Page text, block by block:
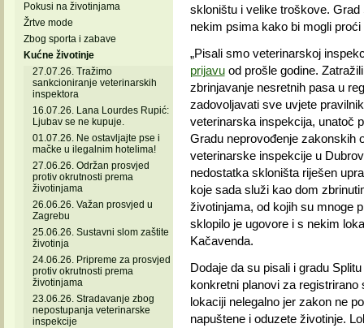
Pokusi na životinjama
Žrtve mode
Zbog sporta i zabave
Kućne životinje
27.07.26. Tražimo
sankcioniranje veterinarskih
inspektora
16.07.26. Lana Lourdes Rupić:
Ljubav se ne kupuje.
01.07.26. Ne ostavljajte pse i
mačke u ilegalnim hotelima!
27.06.26. Održan prosvjed
protiv okrutnosti prema
životinjama
26.06.26. Važan prosvjed u
Zagrebu
25.06.26. Sustavni slom zaštite
životinja
24.06.26. Pripreme za prosvjed
protiv okrutnosti prema
životinjama
23.06.26. Stradavanje zbog
nepostupanja veterinarske
inspekcije
skloništu i velike troškove. Grad
nekim psima kako bi mogli
„Pisali smo veterinarskoj
prijavuod prošle godine.
zbrinjavanje nesretnih pasa u
zadovoljavati sve uvjete
veterinarska inspekcija, unatoč
Gradu neprovođenje zakonskih
veterinarske inspekcije u
nedostatka skloništa riješen
koje sada služi kao dom
životinjama, od kojih su mnoge
sklopilo je ugovore i s nekim
Kačavenda.
Dodaje da su pisali i gradu
konkretni planovi za
lokaciji nelegalno jer zakon ne
napuštene i oduzete životinje.